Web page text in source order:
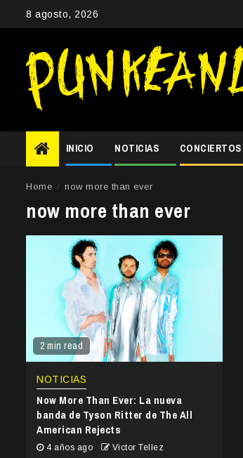
8 agosto, 2026
INICIO NOTICIAS CONCIERTOS
Home now more than ever
now more than ever
2 min read
NOTICIAS
Now More Than Ever: La nueva
banda de Tyson Ritter de The All
American Rejects
4 años ago Victor Tellez